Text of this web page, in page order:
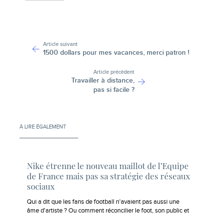
Article suivant
1500 dollars pour mes vacances, merci patron !
Article précédent
Travailler à distance,
pas si facile ?
À LIRE ÉGALEMENT
Nike étrenne le nouveau maillot de l’Equipe
de France mais pas sa stratégie des réseaux
sociaux
Qui a dit que les fans de football n'avaient pas aussi une
âme d'artiste ? Ou comment réconcilier le foot, son public et